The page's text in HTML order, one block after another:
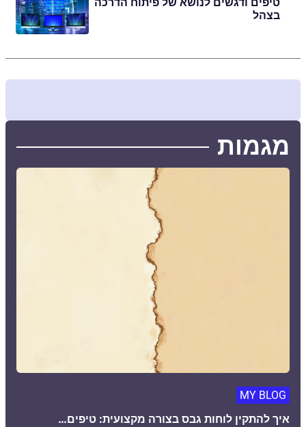
בצהל
מגמות
MY BLOG
איך להתקין לוחות גבס בצורה מקצועית: טיפים…